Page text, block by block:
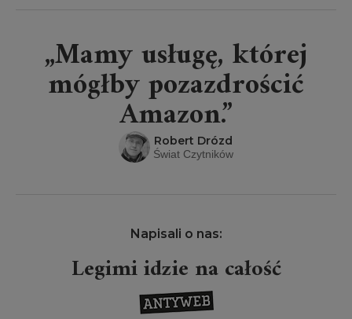
„Mamy usługę, której
mógłby pozazdrościć
Amazon.”
Robert Drózd
Świat Czytników
Napisali o nas:
na całość Projekt